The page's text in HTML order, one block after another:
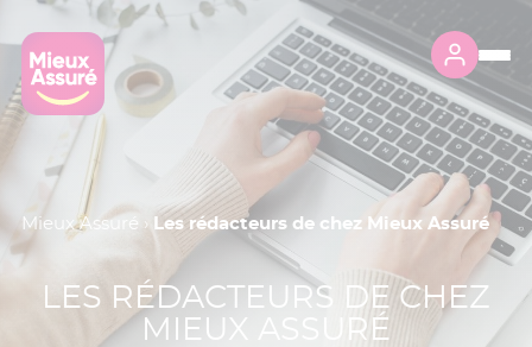
Mieux Assuré › Les rédacteurs de chez Mieux Assuré
LES RÉDACTEURS DE CHEZ
MIEUX ASSURÉ